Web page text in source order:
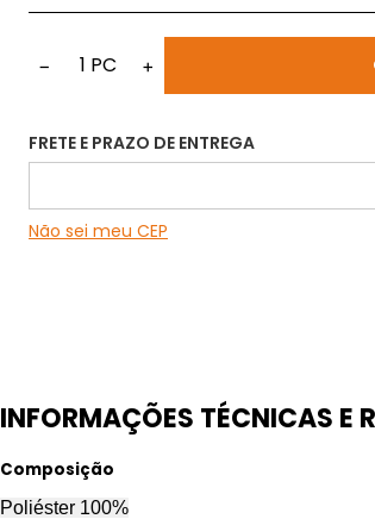
− 1 PC +
FRETE E PRAZO DE ENTREGA
Não sei meu CEP
INFORMAÇÕES TÉCNICAS E
Composição
Poliéster 100%